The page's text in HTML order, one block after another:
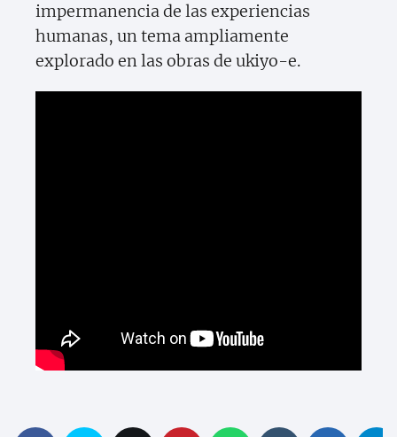
impermanencia de las experiencias
humanas, un tema ampliamente
explorado en las obras de ukiyo-e.